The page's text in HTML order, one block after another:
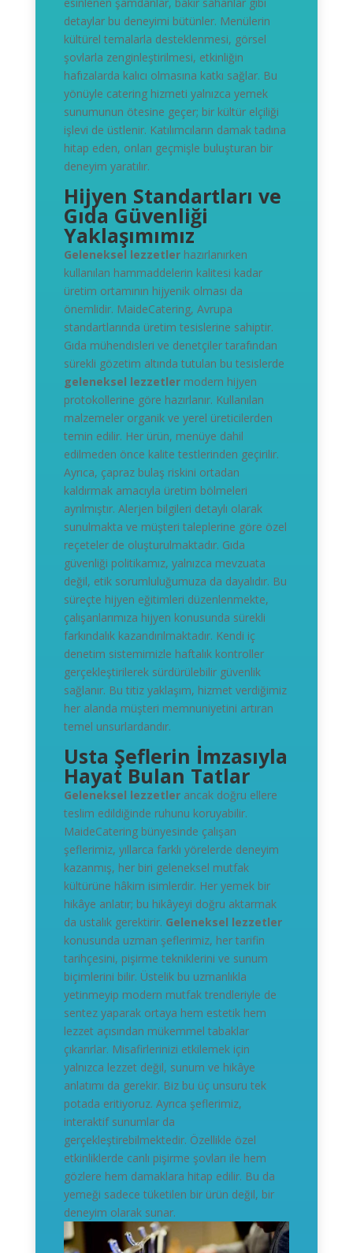
detaylar bu deneyimi bütünler. Menülerin
kültürel temalarla desteklenmesi, görsel
şovlarla zenginleştirilmesi, etkinliğin
hafızalarda kalıcı olmasına katkı sağlar. Bu
yönüyle catering hizmeti yalnızca yemek
sunumunun ötesine geçer; bir kültür elçiliği
işlevi de üstlenir. Katılımcıların damak tadına
hitap eden, onları geçmişle buluşturan bir
deneyim yaratılır.
Hijyen Standartları ve
Gıda Güvenliği
Yaklaşımımız
Geleneksel lezzetlerhazırlanırken
kullanılan hammaddelerin kalitesi kadar
üretim ortamının hijyenik olması da
önemlidir. MaideCatering, Avrupa
standartlarında üretim tesislerine sahiptir.
Gıda mühendisleri ve denetçiler tarafından
sürekli gözetim altında tutulan bu tesislerde
geleneksel lezzetlermodern hijyen
protokollerine göre hazırlanır. Kullanılan
malzemeler organik ve yerel üreticilerden
temin edilir. Her ürün, menüye dahil
edilmeden önce kalite testlerinden geçirilir.
Ayrıca, çapraz bulaş riskini ortadan
kaldırmak amacıyla üretim bölmeleri
ayrılmıştır. Alerjen bilgileri detaylı olarak
sunulmakta ve müşteri taleplerine göre özel
reçeteler de oluşturulmaktadır. Gıda
güvenliği politikamız, yalnızca mevzuata
değil, etik sorumluluğumuza da dayalıdır. Bu
süreçte hijyen eğitimleri düzenlenmekte,
çalışanlarımıza hijyen konusunda sürekli
farkındalık kazandırılmaktadır. Kendi iç
denetim sistemimizle haftalık kontroller
gerçekleştirilerek sürdürülebilir güvenlik
sağlanır. Bu titiz yaklaşım, hizmet verdiğimiz
her alanda müşteri memnuniyetini artıran
temel unsurlardandır.
Usta Şeflerin İmzasıyla
Hayat Bulan Tatlar
Geleneksel lezzetlerancak doğru ellere
teslim edildiğinde ruhunu koruyabilir.
MaideCatering bünyesinde çalışan
şeflerimiz, yıllarca farklı yörelerde deneyim
kazanmış, her biri geleneksel mutfak
kültürüne hâkim isimlerdir. Her yemek bir
hikâye anlatır; bu hikâyeyi doğru aktarmak
da ustalık gerektirir. Geleneksel lezzetler
konusunda uzman şeflerimiz, her tarifin
tarihçesini, pişirme tekniklerini ve sunum
biçimlerini bilir. Üstelik bu uzmanlıkla
yetinmeyip modern mutfak trendleriyle de
sentez yaparak ortaya hem estetik hem
lezzet açısından mükemmel tabaklar
çıkarırlar. Misafirlerinizi etkilemek için
yalnızca lezzet değil, sunum ve hikâye
anlatımı da gerekir. Biz bu üç unsuru tek
potada eritiyoruz. Ayrıca şeflerimiz,
interaktif sunumlar da
gerçekleştirebilmektedir. Özellikle özel
etkinliklerde canlı pişirme şovları ile hem
gözlere hem damaklara hitap edilir. Bu da
yemeği sadece tüketilen bir ürün değil, bir
deneyim olarak sunar.